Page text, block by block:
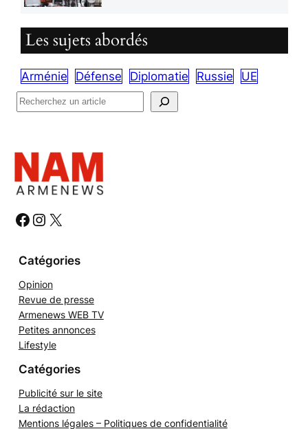
Les sujets abordés
Arménie Défense Diplomatie Russie
UE
R
h
e
r
h
r
# # #
Opinion
Revue de presse
Armenews WEB TV
Petites annonces
Publicité sur le site
La rédaction